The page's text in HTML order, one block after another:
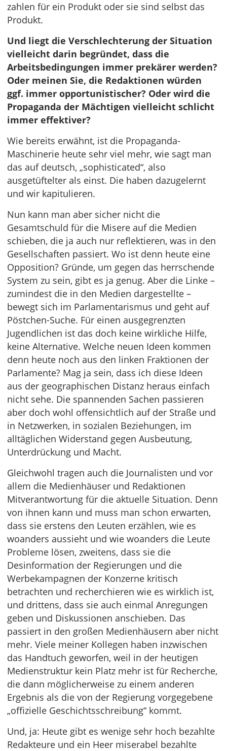
zahlen für ein Produkt oder sie sind selbst das
Produkt.
Und liegt die Verschlechterung der Situation
vielleicht darin begründet, dass die
Arbeitsbedingungen immer prekärer werden?
Oder meinen Sie, die Redaktionen würden
ggf. immer opportunistischer? Oder wird die
Propaganda der Mächtigen vielleicht schlicht
immer effektiver?
Wie bereits erwähnt, ist die Propaganda-
Maschinerie heute sehr viel mehr, wie sagt man
das auf deutsch, „sophisticated“, also
ausgetüftelter als einst. Die haben dazugelernt
und wir kapitulieren.
Nun kann man aber sicher nicht die
Gesamtschuld für die Misere auf die Medien
schieben, die ja auch nur reflektieren, was in den
Gesellschaften passiert. Wo ist denn heute eine
Opposition? Gründe, um gegen das herrschende
System zu sein, gibt es ja genug. Aber die Linke –
zumindest die in den Medien dargestellte –
bewegt sich im Parlamentarismus und geht auf
Pöstchen-Suche. Für einen ausgegrenzten
Jugendlichen ist das doch keine wirkliche Hilfe,
keine Alternative. Welche neuen Ideen kommen
denn heute noch aus den linken Fraktionen der
Parlamente? Mag ja sein, dass ich diese Ideen
aus der geographischen Distanz heraus einfach
nicht sehe. Die spannenden Sachen passieren
aber doch wohl offensichtlich auf der Straße und
in Netzwerken, in sozialen Beziehungen, im
alltäglichen Widerstand gegen Ausbeutung,
Unterdrückung und Macht.
Gleichwohl tragen auch die Journalisten und vor
allem die Medienhäuser und Redaktionen
Mitverantwortung für die aktuelle Situation. Denn
von ihnen kann und muss man schon erwarten,
dass sie erstens den Leuten erzählen, wie es
woanders aussieht und wie woanders die Leute
Probleme lösen, zweitens, dass sie die
Desinformation der Regierungen und die
Werbekampagnen der Konzerne kritisch
betrachten und recherchieren wie es wirklich ist,
und drittens, dass sie auch einmal Anregungen
geben und Diskussionen anschieben. Das
passiert in den großen Medienhäusern aber nicht
mehr. Viele meiner Kollegen haben inzwischen
das Handtuch geworfen, weil in der heutigen
Medienstruktur kein Platz mehr ist für Recherche,
die dann möglicherweise zu einem anderen
Ergebnis als die von der Regierung vorgegebene
„offizielle Geschichtsschreibung“ kommt.
Und, ja: Heute gibt es wenige sehr hoch bezahlte
Redakteure und ein Heer miserabel bezahlte